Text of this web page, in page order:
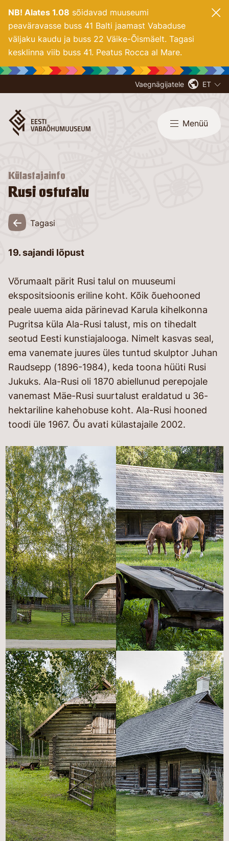
NB! Alates 1.08 sõidavad muuseumi
peaväravasse buss 41 Balti jaamast Vabaduse
väljaku kaudu ja buss 22 Väike-Õismäelt. Tagasi
kesklinna viib buss 41. Peatus Rocca al Mare.
Vaegnägijatele ET
Menüü
Külastajainfo
Rusi ostutalu
Tagasi
19. sajandi lõpust
Võrumaalt pärit Rusi talul on muuseumi
ekspositsioonis eriline koht. Kõik õuehooned
peale uuema aida pärinevad Karula kihelkonna
Pugritsa küla Ala-Rusi talust, mis on tihedalt
seotud Eesti kunstiajalooga. Nimelt kasvas seal,
ema vanemate juures üles tuntud skulptor Juhan
Raudsepp (1896-1984), keda toona hüüti Rusi
Jukuks. Ala-Rusi oli 1870 abiellunud perepojale
vanemast Mäe-Rusi suurtalust eraldatud u 36-
hektariline kahehobuse koht. Ala-Rusi hooned
toodi üle 1967. Õu avati külastajaile 2002.